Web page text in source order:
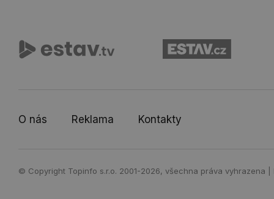
O nás Reklama Kontakty
© Copyright Topinfo s.r.o. 2001-2026, všechna práva vyhrazena |